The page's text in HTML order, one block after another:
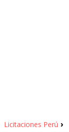
Licitaciones Perú ›